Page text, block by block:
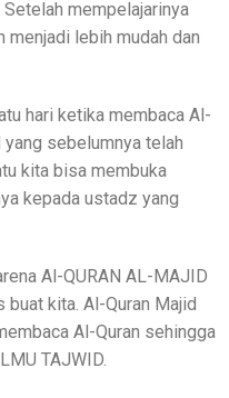
mempelajarinya
menjadi lebih mudah dan
hari ketika membaca Al-
yang sebelumnya telah
kita bisa membuka
kepada ustadz yang
Al-QURAN AL-MAJID
kita. Al-Quran Majid
Al-Quran sehingga
TAJWID.